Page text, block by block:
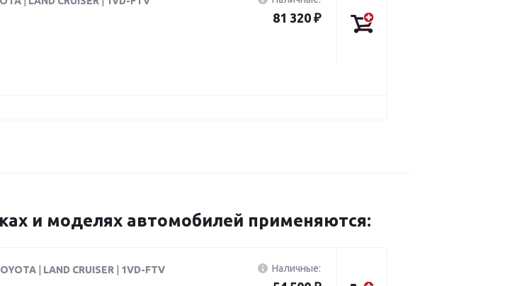
81 320 ₽
и моделях автомобилей применяются:
LAND CRUISER 1VD-FTV Наличные: